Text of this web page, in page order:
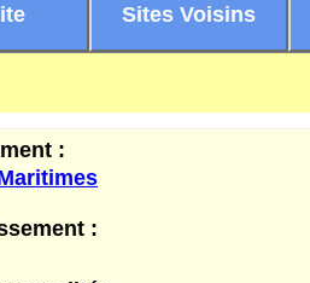
Sites Voisins
:
: